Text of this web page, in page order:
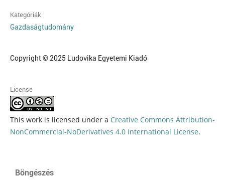
Kategóriák
Gazdaságtudomány
Copyright © 2025 Ludovika Egyetemi Kiadó
License
This work is licensed under a Creative Commons Attribution-
NonCommercial-NoDerivatives 4.0 International License.
Böngészés